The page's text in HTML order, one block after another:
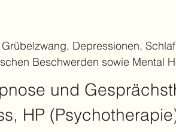
Depressionen,
Beschwerden sowie Mental
und
HP